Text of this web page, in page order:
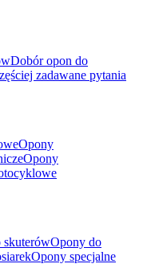
Dobór opon do
zadawane pytania
Opony
Opony
skuterówOpony do
Opony specjalne